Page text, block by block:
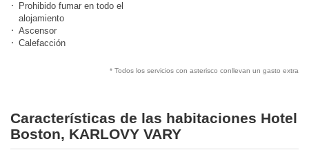
Prohibido fumar en todo el
alojamiento
Ascensor
Calefacción
* Todos los servicios con asterisco conllevan un gasto extra
Características de las habitaciones Hotel
Boston, KARLOVY VARY